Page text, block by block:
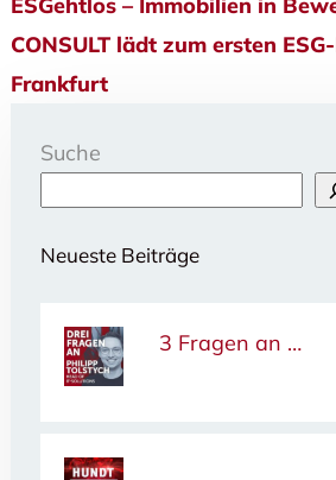
CONSULT lädt zum ersten
Frankfurt
Suche
Neueste Beiträge
3 Fragen an …